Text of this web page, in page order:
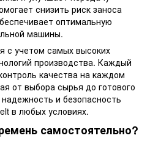
снизить риск заноса
оптимальную
машины.
с учетом самых высоких
производства. Каждый
качества на каждом
от выбора сырья до готового
и безопасность
в любых условиях.
самостоятельно?